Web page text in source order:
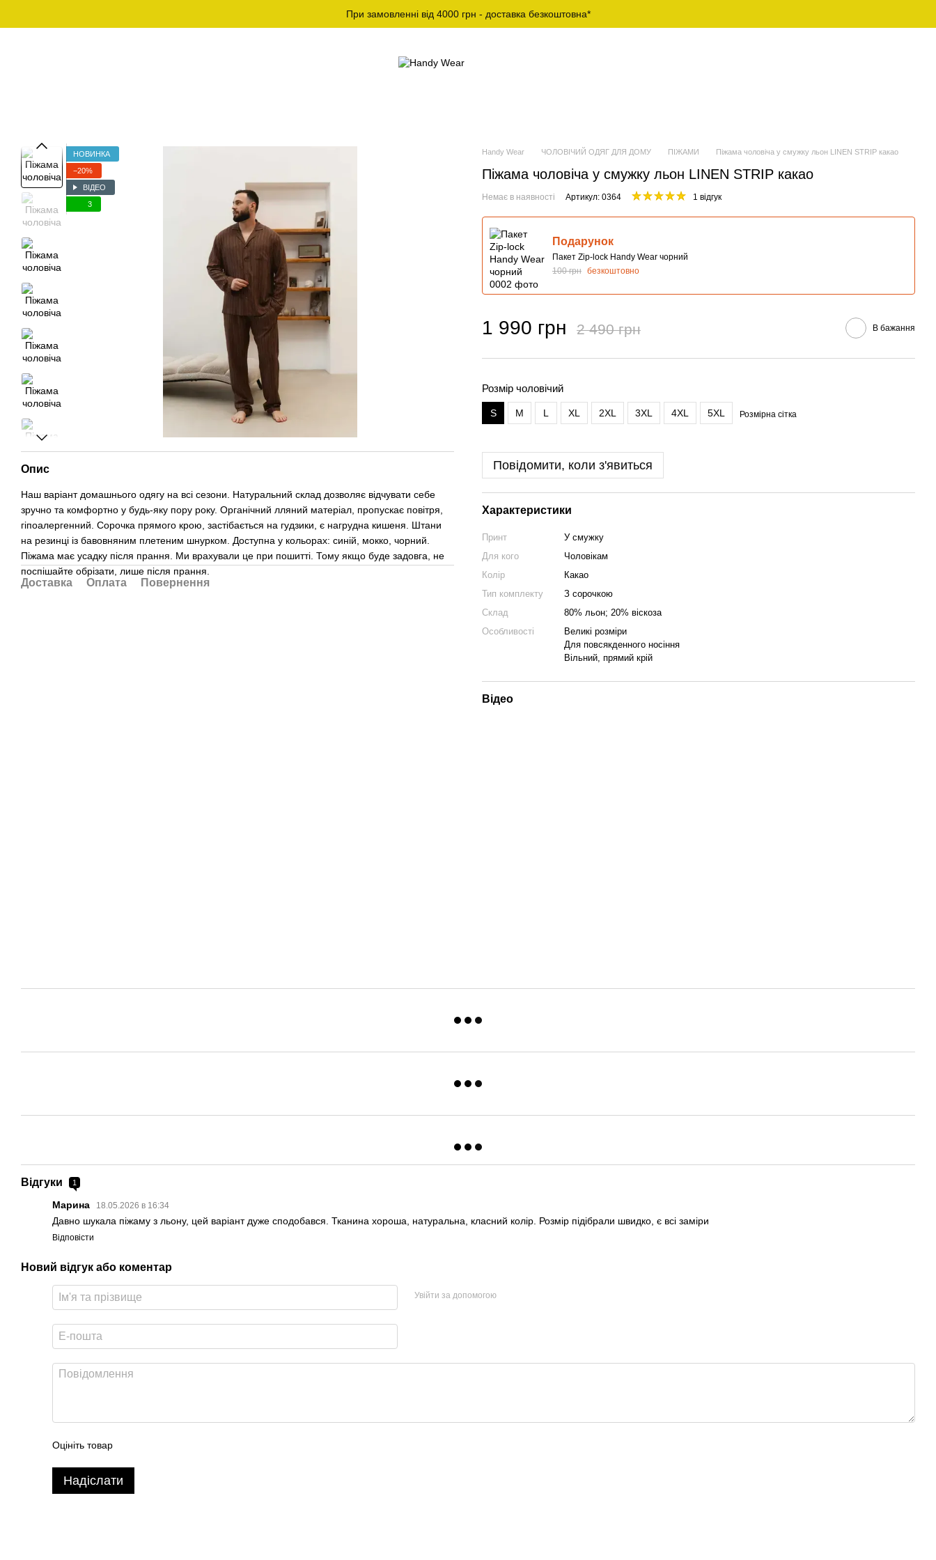
При замовленні від 4000 грн - доставка безкоштовна*
НОВИНКА
−20%
ВІДЕО
3
Опис
Наш варіант домашнього одягу на всі сезони. Натуральний склад дозволяє відчувати себе
зручно та комфортно у будь-яку пору року. Органічний лляний матеріал, пропускає повітря,
гіпоалергенний. Сорочка прямого крою, застібається на гудзики, є нагрудна кишеня. Штани
на резинці із бавовняним плетеним шнурком. Доступна у кольорах: синій, мокко, чорний.
Піжама має усадку після прання. Ми врахували це при пошитті. Тому якщо буде задовга, не
поспішайте обрізати, лише після прання.
Доставка Оплата Повернення
Handy Wear ЧОЛОВІЧИЙ ОДЯГ ДЛЯ ДОМУ ПІЖАМИ Піжама чоловіча у смужку льон LINEN STRIP какао
Піжама чоловіча у смужку льон LINEN STRIP какао
Немає в наявності Артикул: 0364 1 відгук
Подарунок
Пакет Zip-lock Handy Wear чорний
100 грн безкоштовно
1 990 грн 2 490 грн В бажання
Розмір чоловічий
S M L XL 2XL 3XL 4XL 5XL Розмірна сітка
Повідомити, коли з'явиться
Характеристики
Принт
У смужку
Для кого
Чоловікам
Колір
Какао
Тип комплекту
З сорочкою
Склад
80% льон; 20% віскоза
Особливості
Великі розміри
Для повсякденного носіння
Вільний, прямий крій
Відео
Відгуки 1
Марина 18.05.2026 в 16:34
Давно шукала піжаму з льону, цей варіант дуже сподобався. Тканина хороша, натуральна, класний колір. Розмір підібрали швидко, є всі заміри
Відповісти
Новий відгук або коментар
Увійти за допомогою
Оцініть товар
Надіслати